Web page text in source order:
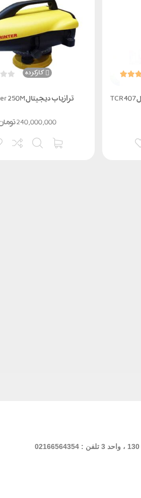
دوربین توتال استیشن لایکا مدل TCR 407
کارکرده
ترازیاب دیجیتال Sprinter 250M
240,000,000